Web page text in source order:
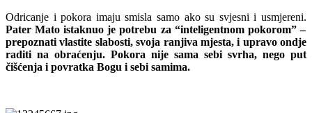
Odricanje i pokora imaju smisla samo ako su svjesni i usmjereni.
Pater Mato istaknuo je potrebu za “inteligentnom pokorom” –
prepoznati vlastite slabosti, svoja ranjiva mjesta, i upravo ondje
raditi na obraćenju. Pokora nije sama sebi svrha, nego put
čišćenja i povratka Bogu i sebi samima.